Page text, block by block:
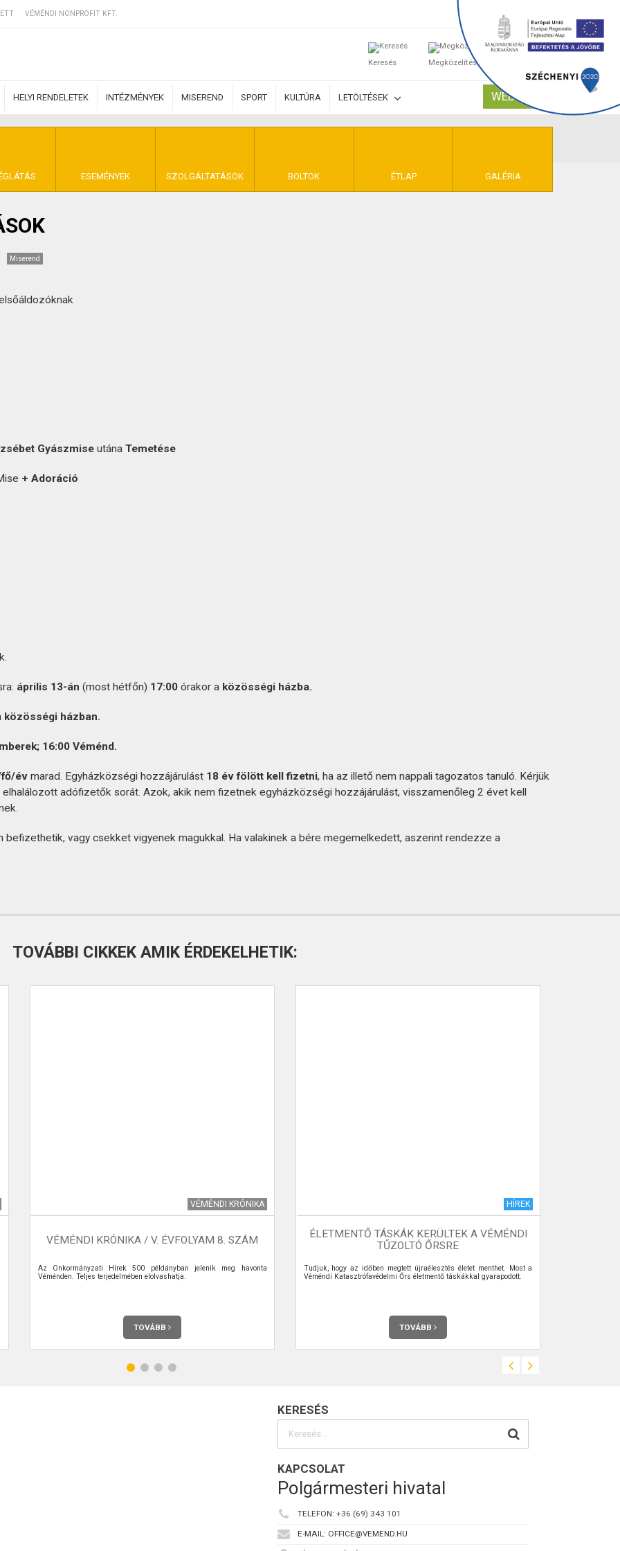
VÉMÉNDI NONPROFIT KFT.
Keresés Megközelítés
0
HELYI RENDELETEK INTÉZMÉNYEK MISEREND SPORT KULTÚRA LETÖLTÉSEK WEBSHOP
ESEMÉNYEK SZOLGÁLTATÁSOK BOLTOK ÉTLAP GALÉRIA
FELTÉTELEK
VÉMÉND
Miserend
Gyászmise utána Temetése
+ Adoráció
április 13-án (most hétfőn) 17:00 órakor a közösségi házba.
közösségi házban.
16:00 Véménd.
fő/év marad. Egyházközségi hozzájárulást 18 év fölött kell fizetni, ha az illető nem nappali tagozatos tanuló. Kérjük
adófizetők sorát. Azok, akik nem fizetnek egyházközségi hozzájárulást, visszamenőleg 2 évet kell
befizethetik, vagy csekket vigyenek magukkal. Ha valakinek a bére megemelkedett, aszerint rendezze a
TOVÁBBI CIKKEK AMIK ÉRDEKELHETIK:
VÉMÉNDI KRÓNIKA
VÉMÉNDI KRÓNIKA / V. ÉVFOLYAM 8. SZÁM
Az Önkormányzati Hírek 500 példányban jelenik meg havonta
Véménden. Teljes terjedelmében elolvashatja.
TOVÁBB
HÍREK
ÉLETMENTŐ TÁSKÁK KERÜLTEK A VÉMÉNDI
TŰZOLTÓ ŐRSRE
Tudjuk, hogy az időben megtett újraélesztés életet menthet. Most a
Véméndi Katasztrófavédelmi Őrs életmentő táskákkal gyarapodott.
TOVÁBB
KERESÉS
KAPCSOLAT
Polgármesteri hivatal
TELEFON: +36 (69) 343 101
E-MAIL: OFFICE@VEMEND.HU